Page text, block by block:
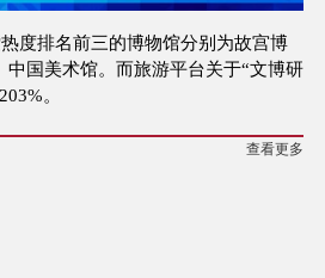
度排名前三的博物馆分别为故宫博
国美术馆。而旅游平台关于“文博研
。
查看更多